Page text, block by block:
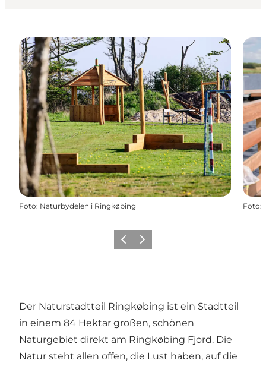
Foto: Naturbydelen i Ringkøbing Foto:
ZurückWeiter
Der Naturstadtteil Ringkøbing ist ein Stadtteil
in einem 84 Hektar großen, schönen
Naturgebiet direkt am Ringkøbing Fjord. Die
Natur steht allen offen, die Lust haben, auf die